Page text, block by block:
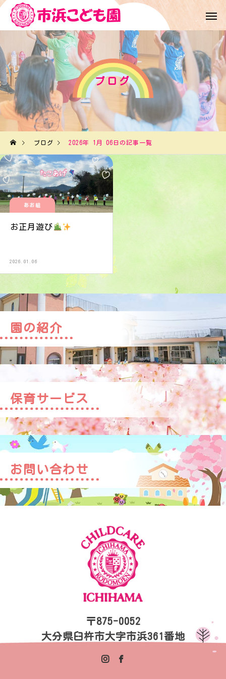
ブログ
ブログ 2026年 1月 06日の記事一覧
あお組
お正月遊び
2026.01.06
園の紹介
保育サービス
お問い合わせ
〒875-0052
大分県臼杵市大字市浜361番地